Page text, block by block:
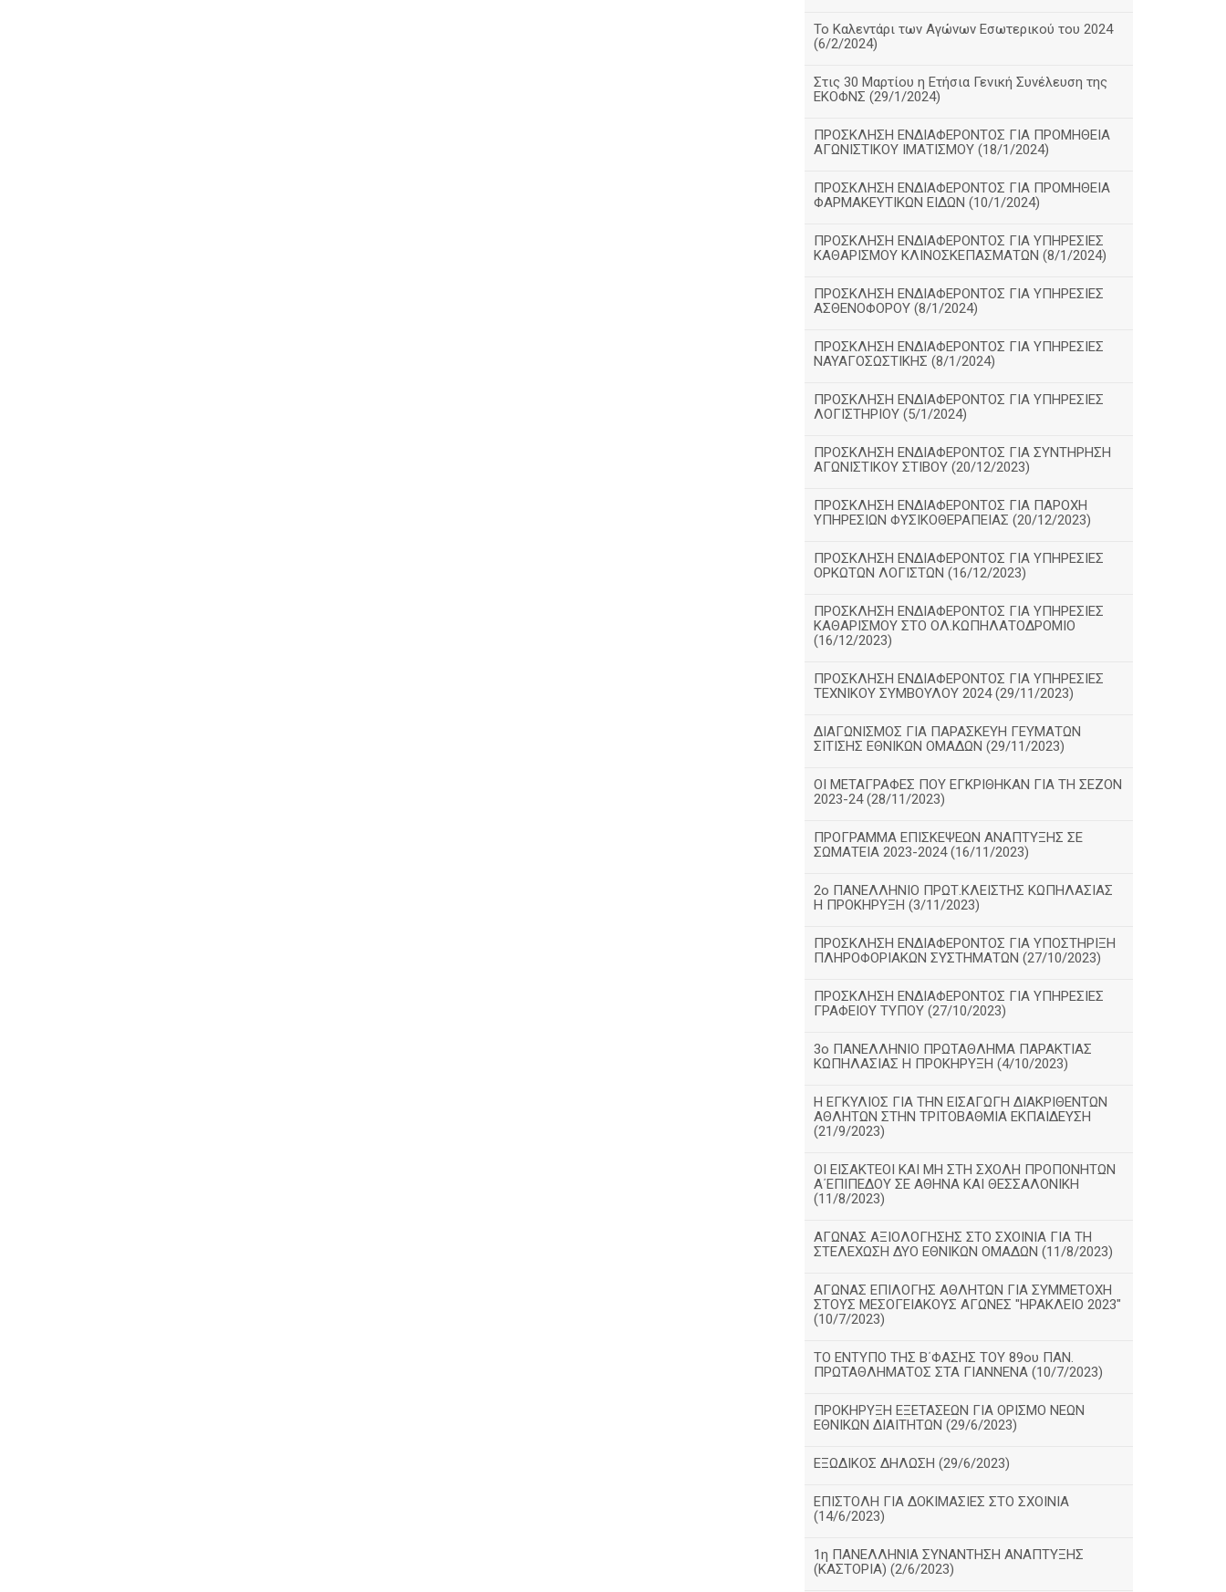
Το Καλεντάρι των Αγώνων Εσωτερικού του 2024
(6/2/2024)
Στις 30 Μαρτίου η Ετήσια Γενική Συνέλευση της
ΕΚΟΦΝΣ (29/1/2024)
ΠΡΟΣΚΛΗΣΗ ΕΝΔΙΑΦΕΡΟΝΤΟΣ ΓΙΑ ΠΡΟΜΗΘΕΙΑ
ΑΓΩΝΙΣΤΙΚΟΥ ΙΜΑΤΙΣΜΟΥ (18/1/2024)
ΠΡΟΣΚΛΗΣΗ ΕΝΔΙΑΦΕΡΟΝΤΟΣ ΓΙΑ ΠΡΟΜΗΘΕΙΑ
ΦΑΡΜΑΚΕΥΤΙΚΩΝ ΕΙΔΩΝ (10/1/2024)
ΠΡΟΣΚΛΗΣΗ ΕΝΔΙΑΦΕΡΟΝΤΟΣ ΓΙΑ ΥΠΗΡΕΣΙΕΣ
ΚΑΘΑΡΙΣΜΟΥ ΚΛΙΝΟΣΚΕΠΑΣΜΑΤΩΝ (8/1/2024)
ΠΡΟΣΚΛΗΣΗ ΕΝΔΙΑΦΕΡΟΝΤΟΣ ΓΙΑ ΥΠΗΡΕΣΙΕΣ
ΑΣΘΕΝΟΦΟΡΟΥ (8/1/2024)
ΠΡΟΣΚΛΗΣΗ ΕΝΔΙΑΦΕΡΟΝΤΟΣ ΓΙΑ ΥΠΗΡΕΣΙΕΣ
ΝΑΥΑΓΟΣΩΣΤΙΚΗΣ (8/1/2024)
ΠΡΟΣΚΛΗΣΗ ΕΝΔΙΑΦΕΡΟΝΤΟΣ ΓΙΑ ΥΠΗΡΕΣΙΕΣ
ΛΟΓΙΣΤΗΡΙΟΥ (5/1/2024)
ΠΡΟΣΚΛΗΣΗ ΕΝΔΙΑΦΕΡΟΝΤΟΣ ΓΙΑ ΣΥΝΤΗΡΗΣΗ
ΑΓΩΝΙΣΤΙΚΟΥ ΣΤΙΒΟΥ (20/12/2023)
ΠΡΟΣΚΛΗΣΗ ΕΝΔΙΑΦΕΡΟΝΤΟΣ ΓΙΑ ΠΑΡΟΧΗ
ΥΠΗΡΕΣΙΩΝ ΦΥΣΙΚΟΘΕΡΑΠΕΙΑΣ (20/12/2023)
ΠΡΟΣΚΛΗΣΗ ΕΝΔΙΑΦΕΡΟΝΤΟΣ ΓΙΑ ΥΠΗΡΕΣΙΕΣ
ΟΡΚΩΤΩΝ ΛΟΓΙΣΤΩΝ (16/12/2023)
ΠΡΟΣΚΛΗΣΗ ΕΝΔΙΑΦΕΡΟΝΤΟΣ ΓΙΑ ΥΠΗΡΕΣΙΕΣ
ΚΑΘΑΡΙΣΜΟΥ ΣΤΟ ΟΛ.ΚΩΠΗΛΑΤΟΔΡΟΜΙΟ
(16/12/2023)
ΠΡΟΣΚΛΗΣΗ ΕΝΔΙΑΦΕΡΟΝΤΟΣ ΓΙΑ ΥΠΗΡΕΣΙΕΣ
ΤΕΧΝΙΚΟΥ ΣΥΜΒΟΥΛΟΥ 2024 (29/11/2023)
ΔΙΑΓΩΝΙΣΜΟΣ ΓΙΑ ΠΑΡΑΣΚΕΥΗ ΓΕΥΜΑΤΩΝ
ΣΙΤΙΣΗΣ ΕΘΝΙΚΩΝ ΟΜΑΔΩΝ (29/11/2023)
ΟΙ ΜΕΤΑΓΡΑΦΕΣ ΠΟΥ ΕΓΚΡΙΘΗΚΑΝ ΓΙΑ ΤΗ ΣΕΖΟΝ
2023-24 (28/11/2023)
ΠΡΟΓΡΑΜΜΑ ΕΠΙΣΚΕΨΕΩΝ ΑΝΑΠΤΥΞΗΣ ΣΕ
ΣΩΜΑΤΕΙΑ 2023-2024 (16/11/2023)
2ο ΠΑΝΕΛΛΗΝΙΟ ΠΡΩΤ.ΚΛΕΙΣΤΗΣ ΚΩΠΗΛΑΣΙΑΣ
Η ΠΡΟΚΗΡΥΞΗ (3/11/2023)
ΠΡΟΣΚΛΗΣΗ ΕΝΔΙΑΦΕΡΟΝΤΟΣ ΓΙΑ ΥΠΟΣΤΗΡΙΞΗ
ΠΛΗΡΟΦΟΡΙΑΚΩΝ ΣΥΣΤΗΜΑΤΩΝ (27/10/2023)
ΠΡΟΣΚΛΗΣΗ ΕΝΔΙΑΦΕΡΟΝΤΟΣ ΓΙΑ ΥΠΗΡΕΣΙΕΣ
ΓΡΑΦΕΙΟΥ ΤΥΠΟΥ (27/10/2023)
3ο ΠΑΝΕΛΛΗΝΙΟ ΠΡΩΤΑΘΛΗΜΑ ΠΑΡΑΚΤΙΑΣ
ΚΩΠΗΛΑΣΙΑΣ Η ΠΡΟΚΗΡΥΞΗ (4/10/2023)
Η ΕΓΚΥΛΙΟΣ ΓΙΑ ΤΗΝ ΕΙΣΑΓΩΓΗ ΔΙΑΚΡΙΘΕΝΤΩΝ
ΑΘΛΗΤΩΝ ΣΤΗΝ ΤΡΙΤΟΒΑΘΜΙΑ ΕΚΠΑΙΔΕΥΣΗ
(21/9/2023)
ΟΙ ΕΙΣΑΚΤΕΟΙ ΚΑΙ ΜΗ ΣΤΗ ΣΧΟΛΗ ΠΡΟΠΟΝΗΤΩΝ
Α΄ΕΠΙΠΕΔΟΥ ΣΕ ΑΘΗΝΑ ΚΑΙ ΘΕΣΣΑΛΟΝΙΚΗ
(11/8/2023)
ΑΓΩΝΑΣ ΑΞΙΟΛΟΓΗΣΗΣ ΣΤΟ ΣΧΟΙΝΙΑ ΓΙΑ ΤΗ
ΣΤΕΛΕΧΩΣΗ ΔΥΟ ΕΘΝΙΚΩΝ ΟΜΑΔΩΝ (11/8/2023)
ΑΓΩΝΑΣ ΕΠΙΛΟΓΗΣ ΑΘΛΗΤΩΝ ΓΙΑ ΣΥΜΜΕΤΟΧΗ
ΣΤΟΥΣ ΜΕΣΟΓΕΙΑΚΟΥΣ ΑΓΩΝΕΣ "ΗΡΑΚΛΕΙΟ 2023"
(10/7/2023)
ΤΟ ΕΝΤΥΠΟ ΤΗΣ Β΄ΦΑΣΗΣ ΤΟΥ 89ου ΠΑΝ.
ΠΡΩΤΑΘΛΗΜΑΤΟΣ ΣΤΑ ΓΙΑΝΝΕΝΑ (10/7/2023)
ΠΡΟΚΗΡΥΞΗ ΕΞΕΤΑΣΕΩΝ ΓΙΑ ΟΡΙΣΜΟ ΝΕΩΝ
ΕΘΝΙΚΩΝ ΔΙΑΙΤΗΤΩΝ (29/6/2023)
ΕΞΩΔΙΚΟΣ ΔΗΛΩΣΗ (29/6/2023)
ΕΠΙΣΤΟΛΗ ΓΙΑ ΔΟΚΙΜΑΣΙΕΣ ΣΤΟ ΣΧΟΙΝΙΑ
(14/6/2023)
1η ΠΑΝΕΛΛΗΝΙΑ ΣΥΝΑΝΤΗΣΗ ΑΝΑΠΤΥΞΗΣ
(ΚΑΣΤΟΡΙΑ) (2/6/2023)